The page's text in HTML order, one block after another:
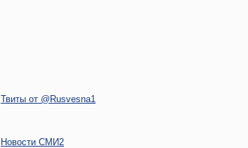
Твиты от @Rusvesna1
Новости СМИ2